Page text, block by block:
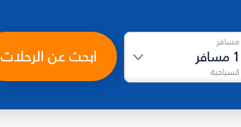
مسافر
1 مسافر
السياحية
ابحث عن الرحلات